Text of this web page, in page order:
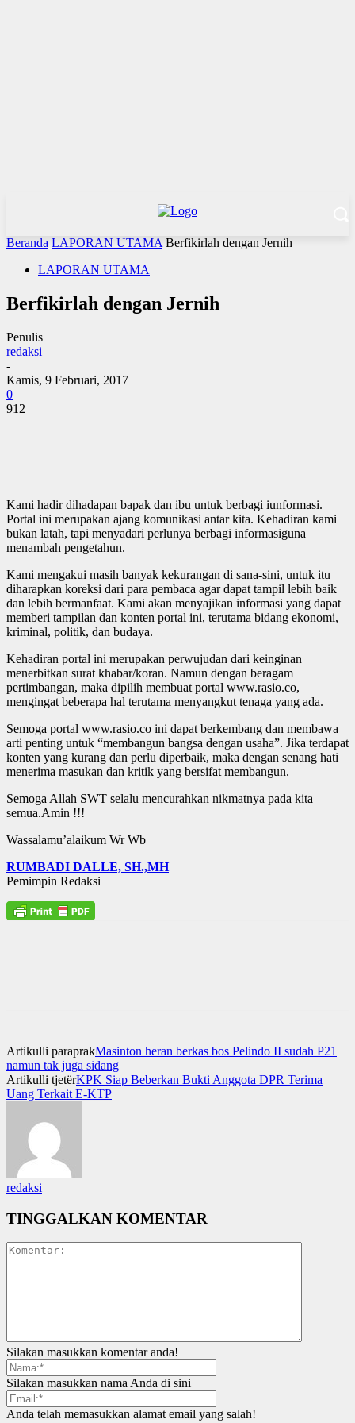
Beranda LAPORAN UTAMA Berfikirlah dengan Jernih
LAPORAN UTAMA
Berfikirlah dengan Jernih
Penulis
redaksi
-
Kamis, 9 Februari, 2017
0
912
Kami hadir dihadapan bapak dan ibu untuk berbagi iunformasi.
Portal ini merupakan ajang komunikasi antar kita. Kehadiran kami
bukan latah, tapi menyadari perlunya berbagi informasiguna
menambah pengetahun.
Kami mengakui masih banyak kekurangan di sana-sini, untuk itu
diharapkan koreksi dari para pembaca agar dapat tampil lebih baik
dan lebih bermanfaat. Kami akan menyajikan informasi yang dapat
memberi tampilan dan konten portal ini, terutama bidang ekonomi,
kriminal, politik, dan budaya.
Kehadiran portal ini merupakan perwujudan dari keinginan
menerbitkan surat khabar/koran. Namun dengan beragam
pertimbangan, maka dipilih membuat portal www.rasio.co,
mengingat beberapa hal terutama menyangkut tenaga yang ada.
Semoga portal www.rasio.co ini dapat berkembang dan membawa
arti penting untuk “membangun bangsa dengan usaha”. Jika terdapat
konten yang kurang dan perlu diperbaik, maka dengan senang hati
menerima masukan dan kritik yang bersifat membangun.
Semoga Allah SWT selalu mencurahkan nikmatnya pada kita
semua.Amin !!!
Wassalamu’alaikum Wr Wb
RUMBADI DALLE, SH.,MH
Pemimpin Redaksi
Artikulli paraprakMasinton heran berkas bos Pelindo II sudah P21
namun tak juga sidang
Artikulli tjetërKPK Siap Beberkan Bukti Anggota DPR Terima
Uang Terkait E-KTP
redaksi
TINGGALKAN KOMENTAR
Silakan masukkan komentar anda!
Silakan masukkan nama Anda di sini
Anda telah memasukkan alamat email yang salah!